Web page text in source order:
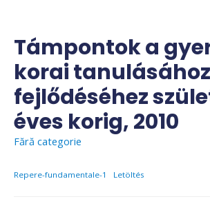
content
Támpontok a
korai
fejlődéséhez
éves korig, 2010
Fără categorie
Repere-fundamentale-1 Letöltés